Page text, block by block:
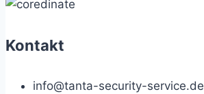
Kontakt
info@tanta-security-service.de